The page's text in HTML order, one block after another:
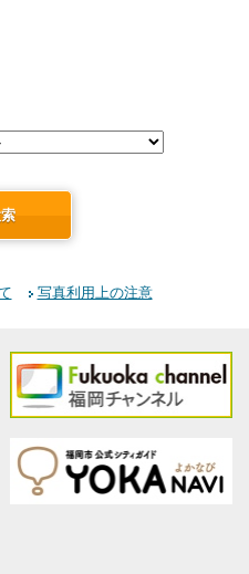
写真利用上の注意